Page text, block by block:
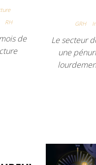
RH
de
GRH
Le secteur
une